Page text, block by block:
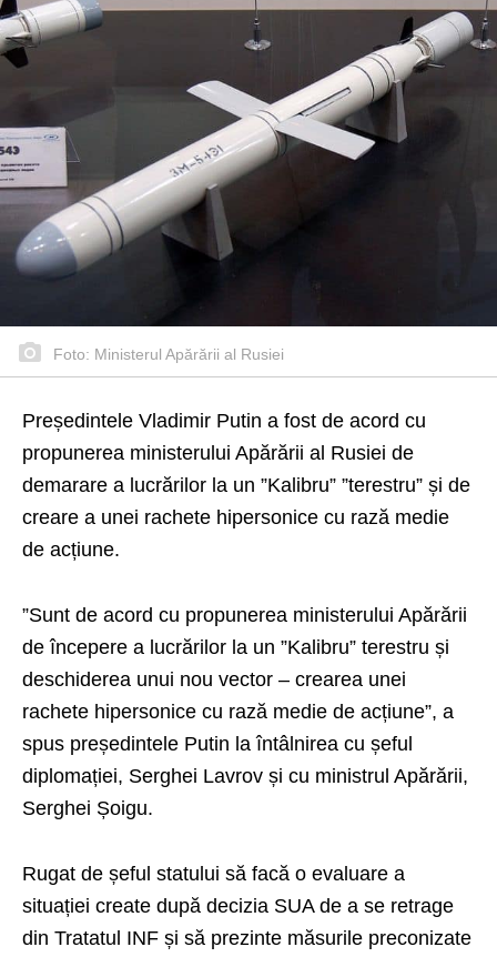
Foto: Ministerul Apărării al Rusiei
Președintele Vladimir Putin a fost de acord cu
propunerea ministerului Apărării al Rusiei de
demarare a lucrărilor la un ”Kalibru” ”terestru” și de
creare a unei rachete hipersonice cu rază medie
de acțiune.
”Sunt de acord cu propunerea ministerului Apărării
de începere a lucrărilor la un ”Kalibru” terestru și
deschiderea unui nou vector – crearea unei
rachete hipersonice cu rază medie de acțiune”, a
spus președintele Putin la întâlnirea cu șeful
diplomației, Serghei Lavrov și cu ministrul Apărării,
Serghei Șoigu.
Rugat de șeful statului să facă o evaluare a
situației create după decizia SUA de a se retrage
din Tratatul INF și să prezinte măsurile preconizate